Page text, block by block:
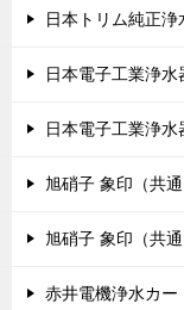
日本トリム純正
日本電子工業浄
日本電子工業浄
旭硝子 象印（共
旭硝子 象印（共
赤井電機浄水カー